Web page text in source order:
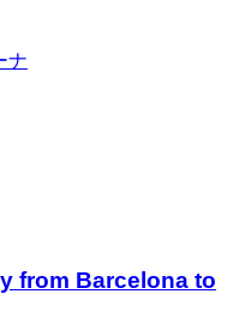
ナ
from Barcelona to